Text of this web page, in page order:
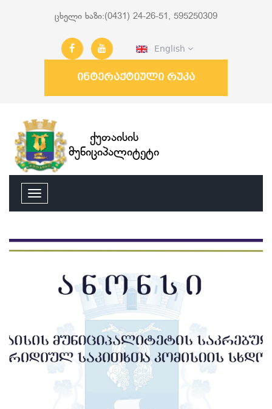
ცხელი ხაზი:(0431) 24-26-51, 595250309
English
ინტერაქტიული რუკა
ქუთაისის
მუნიციპალიტეტი